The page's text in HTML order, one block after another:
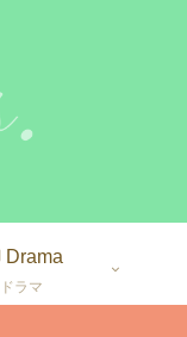
Drama
ドラマ